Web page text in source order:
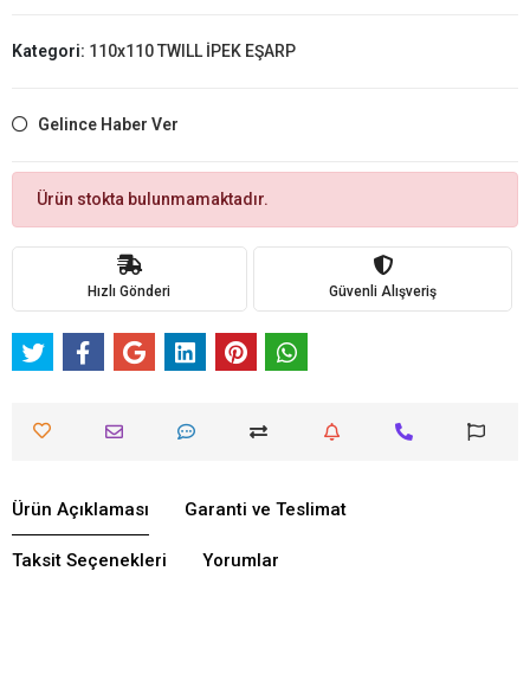
Kategori: 110x110 TWILL İPEK EŞARP
Gelince Haber Ver
Ürün stokta bulunmamaktadır.
Hızlı Gönderi Güvenli Alışveriş
Ürün Açıklaması Garanti ve Teslimat
Taksit Seçenekleri Yorumlar